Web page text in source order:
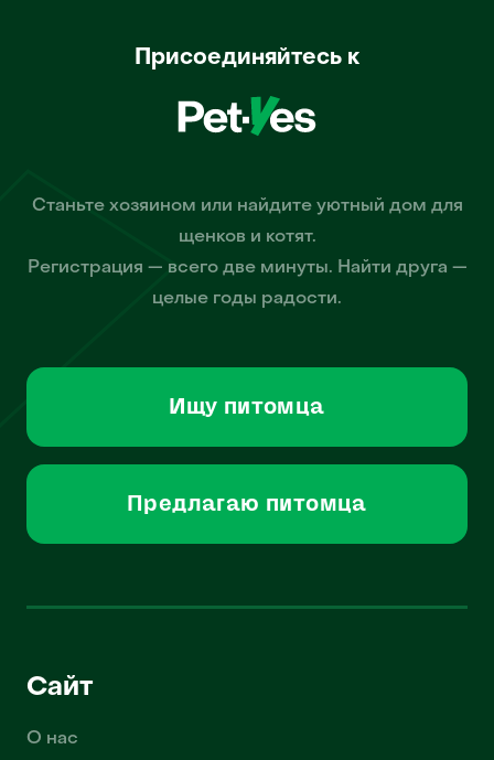
Присоединяйтесь к
Станьте хозяином или найдите уютный дом для
щенков и котят.
Регистрация — всего две минуты. Найти друга —
целые годы радости.
Ищу питомца
Предлагаю питомца
Сайт
О нас